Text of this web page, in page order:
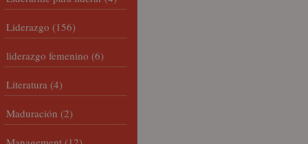
Liderazgo (156)
liderazgo femenino (6)
Literatura (4)
Maduración (2)